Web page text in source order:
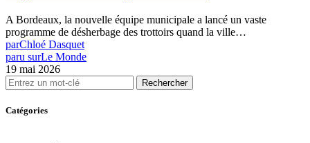
A Bordeaux, la nouvelle équipe municipale a lancé un vaste
programme de désherbage des trottoirs quand la ville…
parChloé Dasquet
paru surLe Monde
19 mai 2026
Rechercher
Catégories